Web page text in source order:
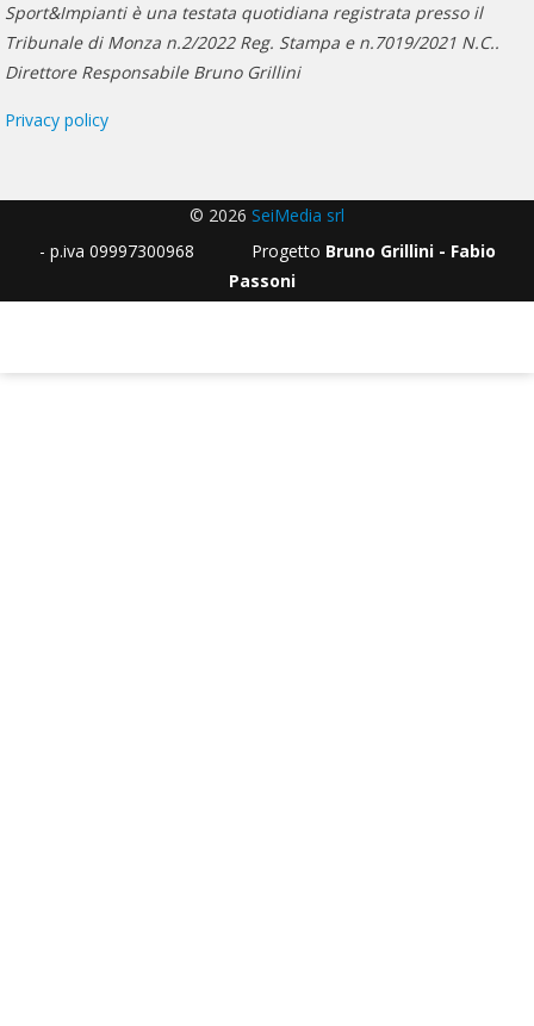
Sport&Impianti è una testata quotidiana registrata presso il
Tribunale di Monza n.2/2022 Reg. Stampa e n.7019/2021 N.C..
Direttore Responsabile Bruno Grillini
Privacy policy
© 2026 SeiMedia srl
- p.iva 09997300968 Progetto Bruno Grillini - Fabio
Passoni